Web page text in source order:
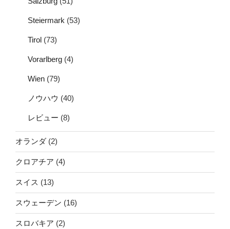
Steiermark (53)
Tirol (73)
Vorarlberg (4)
Wien (79)
ノウハウ (40)
レビュー (8)
オランダ (2)
クロアチア (4)
スイス (13)
スウェーデン (16)
スロバキア (2)